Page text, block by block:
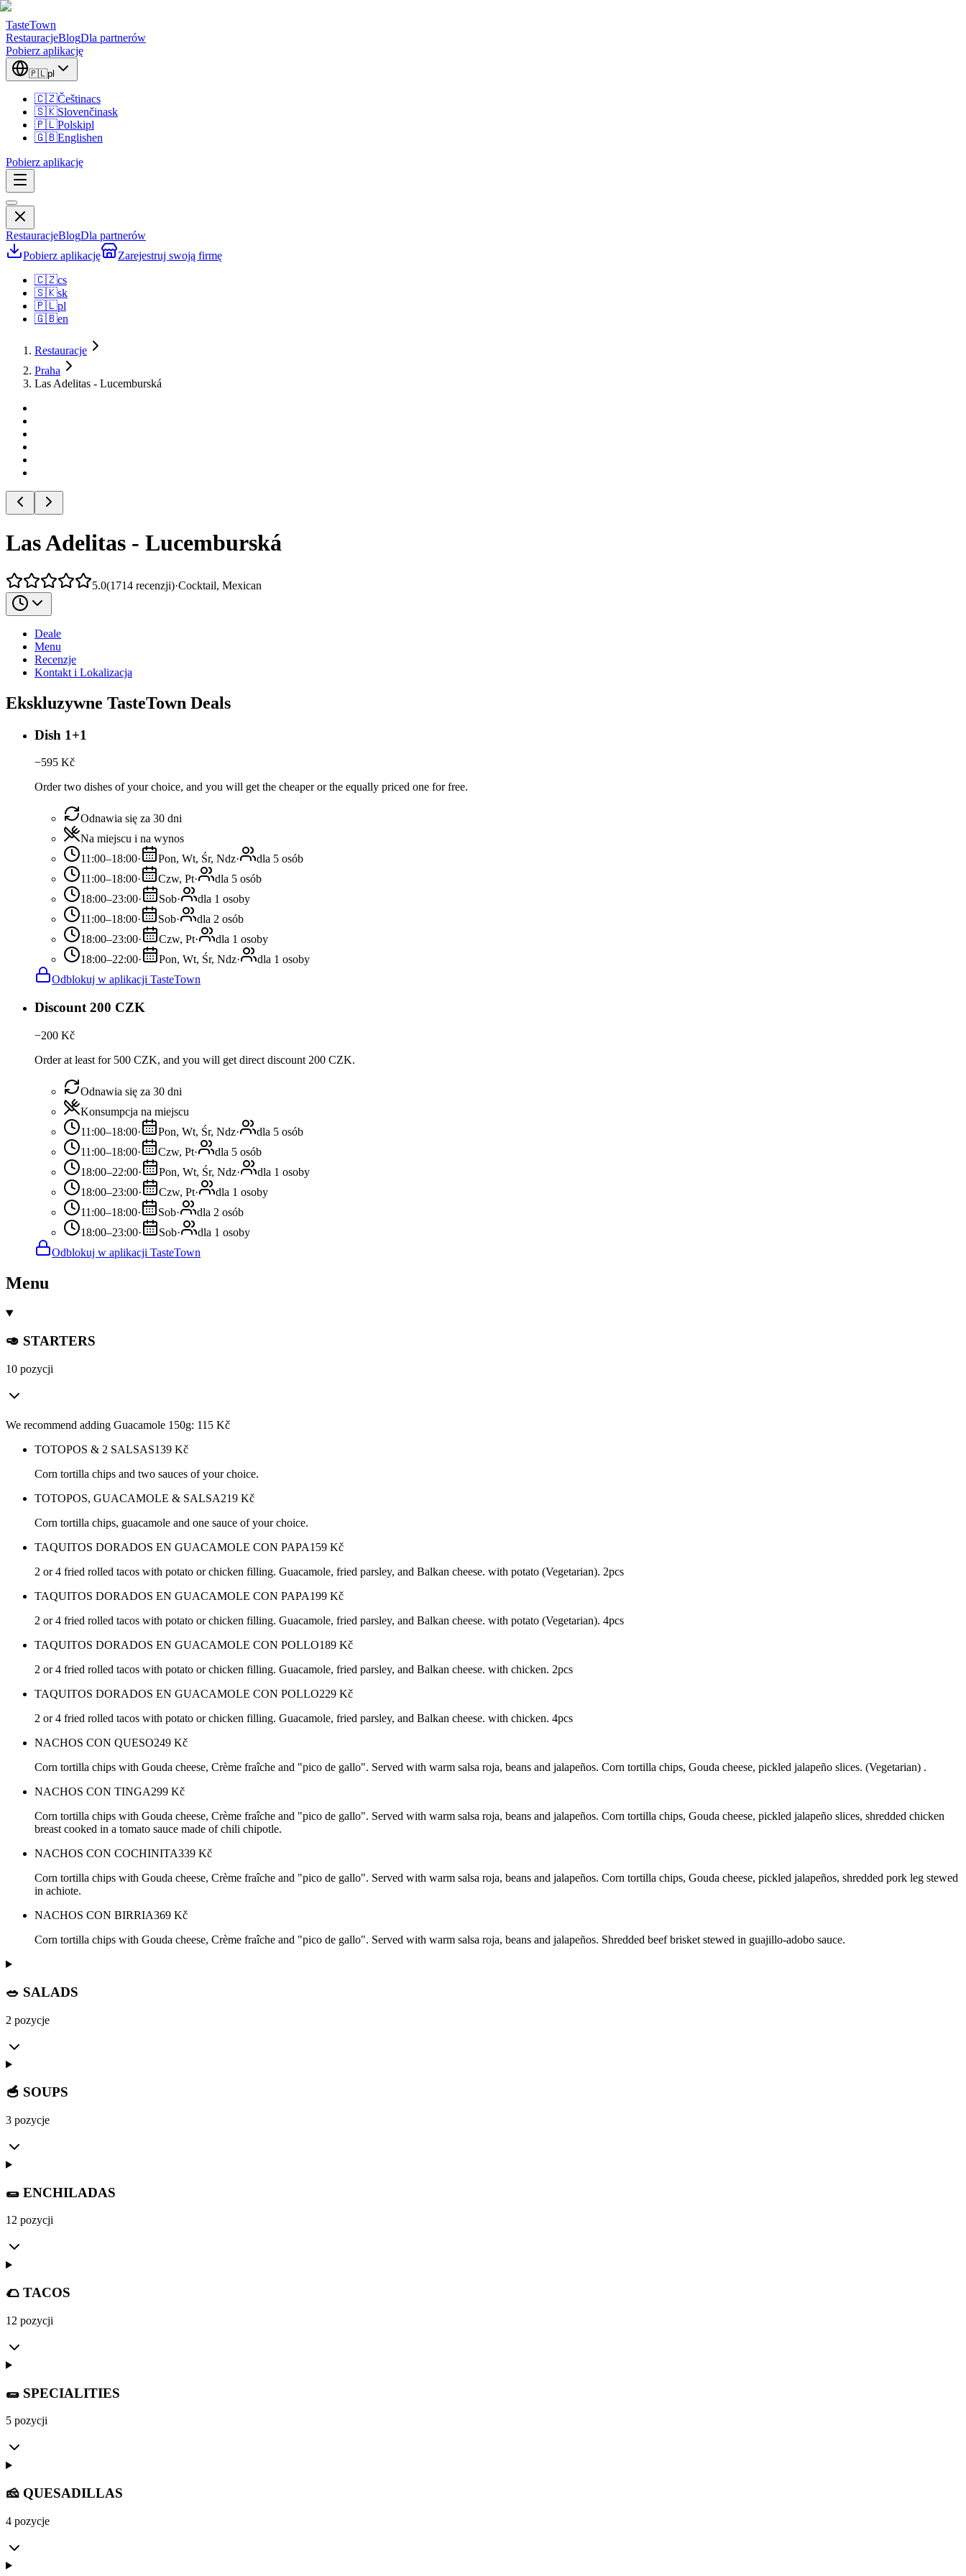
TasteTown
RestauracjeBlogDla partnerów
Pobierz aplikację
🇵🇱pl
🇨🇿Češtinacs
🇸🇰Slovenčinask
🇵🇱Polskipl
🇬🇧Englishen
Pobierz aplikację
RestauracjeBlogDla partnerów
Pobierz aplikację
Zarejestruj swoją firmę
🇨🇿cs
🇸🇰sk
🇵🇱pl
🇬🇧en
Restauracje
Praha
Las Adelitas - Lucemburská
Las Adelitas - Lucemburská
5.0(1714 recenzji)·Cocktail, Mexican
Deale
Menu
Recenzje
Kontakt i Lokalizacja
Ekskluzywne TasteTown Deals
Dish 1+1
−595 Kč
Order two dishes of your choice, and you will get the cheaper or the equally priced one for free.
Odnawia się za 30 dni
Na miejscu i na wynos
11:00–18:00· Pon, Wt, Śr, Ndz·
dla 5 osób
11:00–18:00· Czw, Pt·
dla 5 osób
18:00–23:00· Sob·
dla 1 osoby
11:00–18:00· Sob·
dla 2 osób
18:00–23:00· Czw, Pt·
dla 1 osoby
18:00–22:00· Pon, Wt, Śr, Ndz·
dla 1 osoby
Odblokuj w aplikacji TasteTown
Discount 200 CZK
−200 Kč
Order at least for 500 CZK, and you will get direct discount 200 CZK.
Odnawia się za 30 dni
Konsumpcja na miejscu
11:00–18:00· Pon, Wt, Śr, Ndz·
dla 5 osób
11:00–18:00· Czw, Pt·
dla 5 osób
18:00–22:00· Pon, Wt, Śr, Ndz·
dla 1 osoby
18:00–23:00· Czw, Pt·
dla 1 osoby
11:00–18:00· Sob·
dla 2 osób
18:00–23:00· Sob·
dla 1 osoby
Odblokuj w aplikacji TasteTown
Menu
🥑 STARTERS
10 pozycji
We recommend adding Guacamole 150g: 115 Kč
TOTOPOS & 2 SALSAS139 Kč
Corn tortilla chips and two sauces of your choice.
TOTOPOS, GUACAMOLE & SALSA219 Kč
Corn tortilla chips, guacamole and one sauce of your choice.
TAQUITOS DORADOS EN GUACAMOLE CON PAPA159 Kč
2 or 4 fried rolled tacos with potato or chicken filling. Guacamole, fried parsley, and Balkan cheese. with potato (Vegetarian). 2pcs
TAQUITOS DORADOS EN GUACAMOLE CON PAPA199 Kč
2 or 4 fried rolled tacos with potato or chicken filling. Guacamole, fried parsley, and Balkan cheese. with potato (Vegetarian). 4pcs
TAQUITOS DORADOS EN GUACAMOLE CON POLLO189 Kč
2 or 4 fried rolled tacos with potato or chicken filling. Guacamole, fried parsley, and Balkan cheese. with chicken. 2pcs
TAQUITOS DORADOS EN GUACAMOLE CON POLLO229 Kč
2 or 4 fried rolled tacos with potato or chicken filling. Guacamole, fried parsley, and Balkan cheese. with chicken. 4pcs
NACHOS CON QUESO249 Kč
Corn tortilla chips with Gouda cheese, Crème fraîche and "pico de gallo". Served with warm salsa roja, beans and jalapeños. Corn tortilla chips, Gouda cheese, pickled jalapeño slices. (Vegetarian) .
NACHOS CON TINGA299 Kč
Corn tortilla chips with Gouda cheese, Crème fraîche and "pico de gallo". Served with warm salsa roja, beans and jalapeños. Corn tortilla chips, Gouda cheese, pickled jalapeño slices, shredded chicken
breast cooked in a tomato sauce made of chili chipotle.
NACHOS CON COCHINITA339 Kč
Corn tortilla chips with Gouda cheese, Crème fraîche and "pico de gallo". Served with warm salsa roja, beans and jalapeños. Corn tortilla chips, Gouda cheese, pickled jalapeños, shredded pork leg stewed
in achiote.
NACHOS CON BIRRIA369 Kč
Corn tortilla chips with Gouda cheese, Crème fraîche and "pico de gallo". Served with warm salsa roja, beans and jalapeños. Shredded beef brisket stewed in guajillo-adobo sauce.
🥗 SALADS
2 pozycje
🥣 SOUPS
3 pozycje
🌯 ENCHILADAS
12 pozycji
🌮 TACOS
12 pozycji
🌯 SPECIALITIES
5 pozycji
🧀 QUESADILLAS
4 pozycje